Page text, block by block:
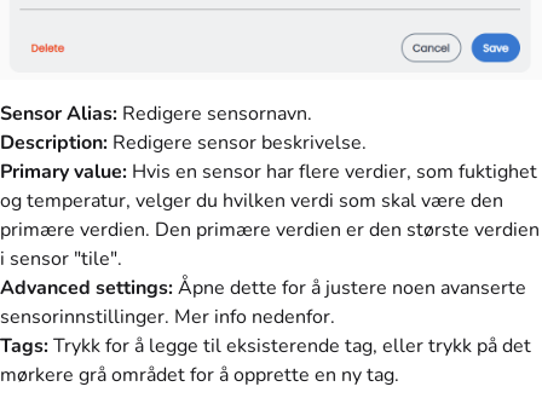
Sensor Alias: Redigere sensornavn.
Description: Redigere sensor beskrivelse.
Primary value: Hvis en sensor har flere verdier, som fuktighet
og temperatur, velger du hvilken verdi som skal være den
primære verdien. Den primære verdien er den største verdien
i sensor "tile".
Advanced settings:Åpne dette for å justere noen avanserte
sensorinnstillinger. Mer info nedenfor.
Tags:Trykk for å legge til eksisterende tag, eller trykk på det
mørkere grå området for å opprette en ny tag.